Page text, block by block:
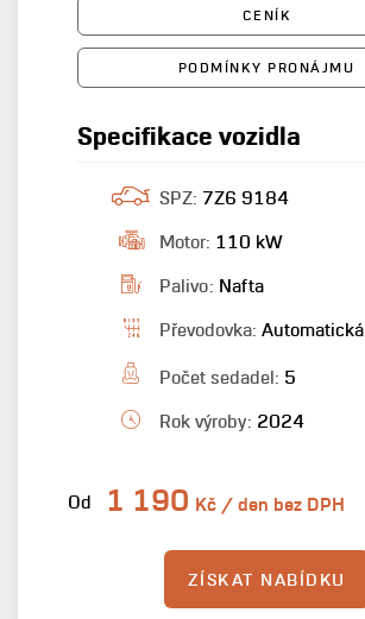
CENÍK
PODMÍNKY PRONÁJMU
Specifikace vozidla
SPZ: 7Z6 9184
Motor: 110 kW
Palivo: Nafta
Převodovka: Automatická
Počet sedadel: 5
Rok výroby: 2024
Od 1 190 Kč / den bez DPH
ZÍSKAT NABÍDKU